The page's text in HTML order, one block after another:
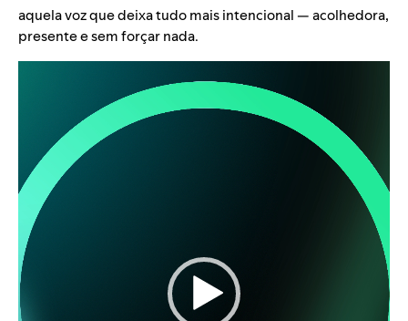
aquela voz que deixa tudo mais intencional — acolhedora,
presente e sem forçar nada.